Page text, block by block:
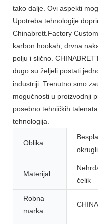
tako dalje. Ovi aspekti
Upotreba tehnologije
Chinabrett.Factory
karbon hookah, drvna
polju i slično.
dugo su željeli postati
industriji. Trenutno smo
mogućnosti u proizvodnji
posebno tehničkih
tehnologija.
Oblika:
Materijal:
čelik
Robna
marka: